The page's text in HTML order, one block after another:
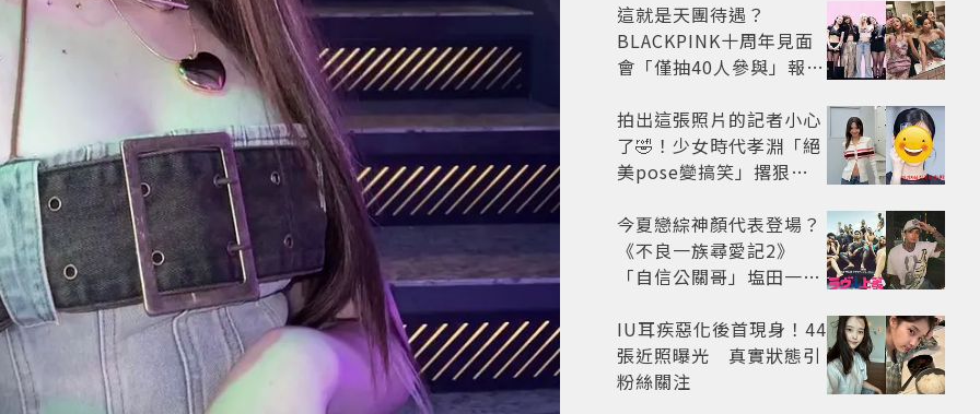
太仙
這就是天團待遇？
BLACKPINK十周年見面
會「僅抽40人參與」報名
怒了😡
拍出這張照片的記者小心
了🤣！少女時代孝淵「絕
美pose變搞笑」撂狠
今夏戀綜神顏代表登場？
《不良一族尋愛記2》
「自信公關哥」塩田一馬
老闆
IU耳疾惡化後首現身！44
張近照曝光 真實狀態引
粉絲關注